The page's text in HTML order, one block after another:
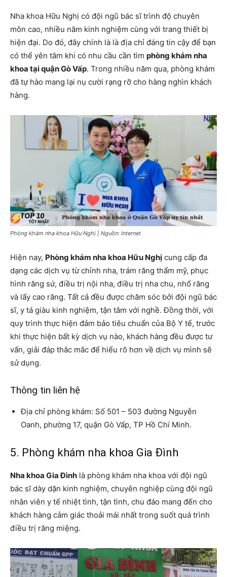
Nha khoa Hữu Nghị có đội ngũ bác sĩ trình độ chuyên
môn cao, nhiều năm kinh nghiệm cùng với trang thiết bị
hiện đại. Do đó, đây chính là là địa chỉ đáng tin cậy để bạn
có thể yên tâm khi có nhu cầu cần tìm phòng khám nha
khoa tại quận Gò Vấp. Trong nhiều năm qua, phòng khám
đã tự hào mang lại nụ cười rạng rỡ cho hàng nghìn khách
hàng.
Phòng khám nha khoa Hữu Nghị | Nguồn: Internet
Hiện nay, Phòng khám nha khoa Hữu Nghị cung cấp đa
dạng các dịch vụ từ chỉnh nha, trám răng thẩm mỹ, phục
hình răng sứ, điều trị nội nha, điều trị nha chu, nhổ răng
và lấy cao răng. Tất cả đều được chăm sóc bởi đội ngũ bác
sĩ, y tá giàu kinh nghiệm, tận tâm với nghề. Đồng thời, với
quy trình thực hiện đảm bảo tiêu chuẩn của Bộ Y tế, trước
khi thực hiện bất kỳ dịch vụ nào, khách hàng đều được tư
vấn, giải đáp thắc mắc để hiểu rõ hơn về dịch vụ mình sẽ
sử dụng.
Thông tin liên hệ
Địa chỉ phòng khám: Số 501 – 503 đường Nguyễn
Oanh, phường 17, quận Gò Vấp, TP Hồ Chí Minh.
5. Phòng khám nha khoa Gia Đình
Nha khoa Gia Đình là phòng khám nha khoa với đội ngũ
bác sĩ dày dặn kinh nghiệm, chuyên nghiệp cùng đội ngũ
nhân viên y tế nhiệt tình, tận tình, chu đáo mang đến cho
khách hàng cảm giác thoải mái nhất trong suốt quá trình
điều trị răng miệng.